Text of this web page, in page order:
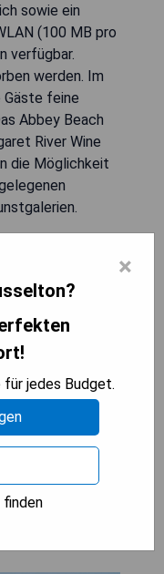
sowie ein
(100 MB pro
verfügbar.
werden. Im
Gäste feine
Abbey Beach
River Wine
die Möglichkeit
×
jedes Budget.